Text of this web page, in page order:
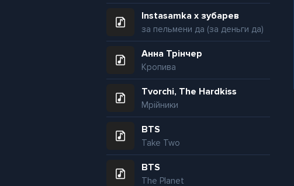
Instasamka x зубарев
за пельмени да (за деньги да)
Анна Трінчер
Кропива
Tvorchi, The Hardkiss
Мрійники
BTS
Take Two
BTS
The Planet